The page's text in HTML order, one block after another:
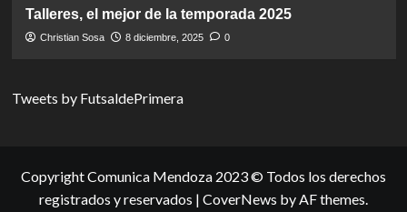
Talleres, el mejor de la temporada 2025
Christian Sosa 8 diciembre, 2025 0
Tweets by FutsaldePrimera
Copyright Comunica Mendoza 2023 © Todos los derechos
registrados y reservados | CoverNews by AF themes.